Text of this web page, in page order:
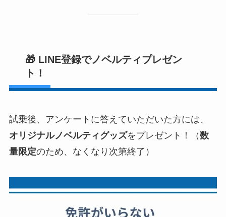
🎁 LINE登録でノベルティプレゼン
ト！
試乗後、アンケートに答えていただいた方には、
オリジナルノベルティグッズをプレゼント！（数
量限定のため、なくなり次第終了）